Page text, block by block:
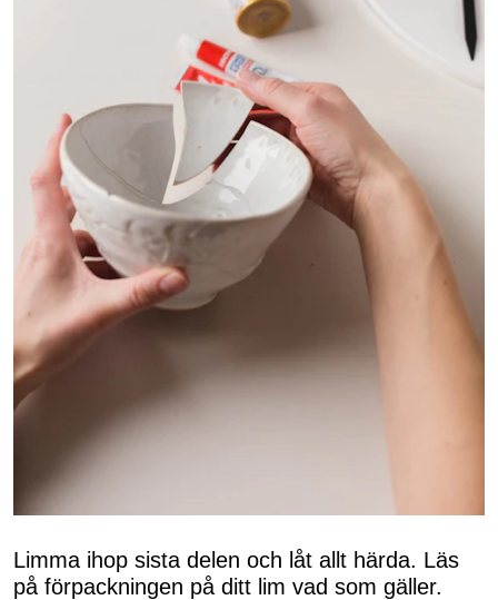
Limma ihop sista delen och låt allt härda. Läs
på förpackningen på ditt lim vad som gäller.